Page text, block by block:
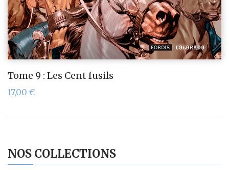
NOS COLLECTIONS
Tome 9 : Les Cent fusils
17,00 €